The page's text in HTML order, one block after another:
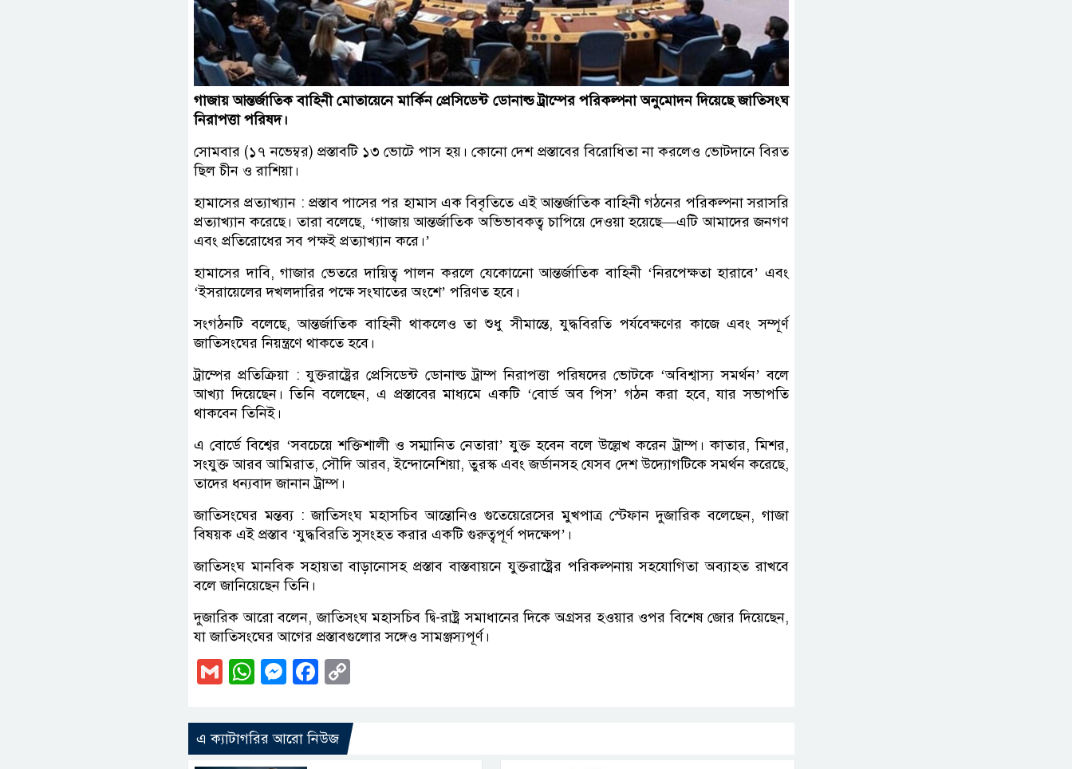
গাজায় আন্তর্জাতিক বাহিনী মোতায়েনে মার্কিন প্রেসিডেন্ট ডোনাল্ড ট্রাম্পের পরিকল্পনা অনুমোদন দিয়েছে জাতিসংঘ
নিরাপত্তা পরিষদ।
সোমবার (১৭ নভেম্বর) প্রস্তাবটি ১৩ ভোটে পাস হয়। কোনো দেশ প্রস্তাবের বিরোধিতা না করলেও ভোটদানে বিরত
ছিল চীন ও রাশিয়া।
হামাসের প্রত্যাখ্যান : প্রস্তাব পাসের পর হামাস এক বিবৃতিতে এই আন্তর্জাতিক বাহিনী গঠনের পরিকল্পনা সরাসরি
প্রত্যাখ্যান করেছে। তারা বলেছে, ‘গাজায় আন্তর্জাতিক অভিভাবকত্ব চাপিয়ে দেওয়া হয়েছে—এটি আমাদের জনগণ
এবং প্রতিরোধের সব পক্ষই প্রত্যাখ্যান করে।’
হামাসের দাবি, গাজার ভেতরে দায়িত্ব পালন করলে যেকোনেো আন্তর্জাতিক বাহিনী ‘নিরপেক্ষতা হারাবে’ এবং
‘ইসরায়েলের দখলদারির পক্ষে সংঘাতের অংশে’ পরিণত হবে।
সংগঠনটি বলেছে, আন্তর্জাতিক বাহিনী থাকলেও তা শুধু সীমান্তে, যুদ্ধবিরতি পর্যবেক্ষণের কাজে এবং সম্পূর্ণ
জাতিসংঘের নিয়ন্ত্রণে থাকতে হবে।
ট্রাম্পের প্রতিক্রিয়া : যুক্তরাষ্ট্রের প্রেসিডেন্ট ডোনাল্ড ট্রাম্প নিরাপত্তা পরিষদের ভোটকে ‘অবিশ্বাস্য সমর্থন’ বলে
আখ্যা দিয়েছেন। তিনি বলেছেন, এ প্রস্তাবের মাধ্যমে একটি ‘বোর্ড অব পিস’ গঠন করা হবে, যার সভাপতি
থাকবেন তিনিই।
এ বোর্ডে বিশ্বের ‘সবচেয়ে শক্তিশালী ও সম্মানিত নেতারা’ যুক্ত হবেন বলে উল্লেখ করেন ট্রাম্প। কাতার, মিশর,
সংযুক্ত আরব আমিরাত, সৌদি আরব, ইন্দোনেশিয়া, তুরস্ক এবং জর্ডানসহ যেসব দেশ উদ্যোগটিকে সমর্থন করেছে,
তাদের ধন্যবাদ জানান ট্রাম্প।
জাতিসংঘের মন্তব্য : জাতিসংঘ মহাসচিব আন্তোনিও গুতেয়েরেসের মুখপাত্র স্টেফান দুজারিক বলেছেন, গাজা
বিষয়ক এই প্রস্তাব ‘যুদ্ধবিরতি সুসংহত করার একটি গুরুত্বপূর্ণ পদক্ষেপ’।
জাতিসংঘ মানবিক সহায়তা বাড়ানোসহ প্রস্তাব বাস্তবায়নে যুক্তরাষ্ট্রের পরিকল্পনায় সহযোগিতা অব্যাহত রাখবে
বলে জানিয়েছেন তিনি।
দুজারিক আরো বলেন, জাতিসংঘ মহাসচিব দ্বি-রাষ্ট্র সমাধানের দিকে অগ্রসর হওয়ার ওপর বিশেষ জোর দিয়েছেন,
যা জাতিসংঘের আগের প্রস্তাবগুলোর সঙ্গেও সামঞ্জস্যপূর্ণ।
GmailWhatsApp
Messenger
Facebook
এ ক্যাটাগরির আরো নিউজ